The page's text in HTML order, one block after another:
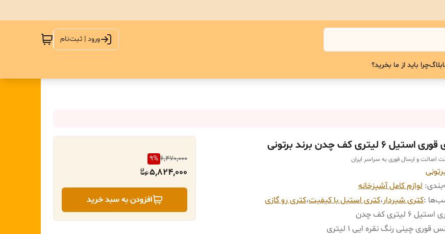
ورود | ثبت‌نام
بلاگچرا باید از ما بخرید؟
۶ لیتری کف چدن برند برتونی
اصالت و ارسال فوری به سراسر ایران
: لوازم کامل آشپزخانه
:کتری شیردار،کتری استیل با کیفیت،کتری رو گازی
۶ لیتری کف چدن
قوری چینی رنگ نقره ایی ۱ لیتری
6,470,000
9%
5,824,000
افزودن به سبد خرید